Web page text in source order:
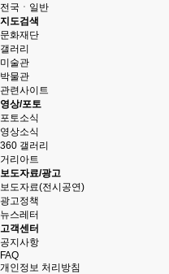
전국ㆍ일반
지도검색
문화재단
갤러리
미술관
박물관
관련사이트
영상/포토
포토소식
영상소식
360 갤러리
거리아트
보도자료/광고
보도자료(전시공연)
광고정책
뉴스레터
고객센터
공지사항
FAQ
개인정보 처리방침